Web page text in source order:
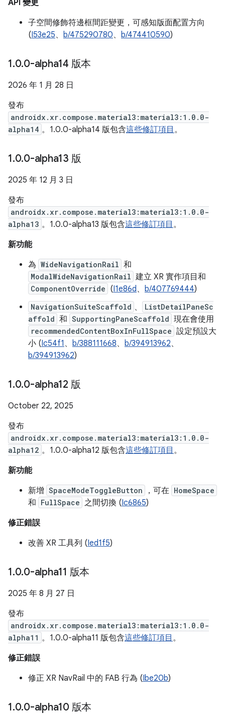
API 變更
子空間修飾符邊框間距變更，可感知版面配置方向
(I53e25、 b/475290780、 b/474410590)
1.0.0-alpha14 版本
2026 年 1 月 28 日
發布
androidx.xr.compose.material3:material3:1.0.0-
alpha14 。1.0.0-alpha14 版包含這些修訂項目 。
1.0.0-alpha13 版
2025 年 12 月 3 日
發布
androidx.xr.compose.material3:material3:1.0.0-
alpha13 。1.0.0-alpha13 版包含這些修訂項目 。
新功能
為 WideNavigationRail 和
ModalWideNavigationRail 建立 XR 實作項目和
ComponentOverride (I1e86d、 b/407769444)
NavigationSuiteScaffold 、
ListDetailPaneSc
affold 和 SupportingPaneScaffold 現在會使用
recommendedContentBoxInFullSpace 設定預設大
小 (Ic54f1 、 b/388111668、 b/394913962、
b/394913962)
1.0.0-alpha12 版
October 22, 2025
發布
androidx.xr.compose.material3:material3:1.0.0-
alpha12 。1.0.0-alpha12 版包含這些修訂項目 。
新功能
新增 SpaceModeToggleButton ，可在 HomeSpace
和 FullSpace 之間切換 (Ic6865)
修正錯誤
改善 XR 工具列 (Ied1f5)
1.0.0-alpha11 版本
2025 年 8 月 27 日
發布
androidx.xr.compose.material3:material3:1.0.0-
alpha11 。1.0.0-alpha11 版包含這些修訂項目 。
修正錯誤
修正 XR NavRail 中的 FAB 行為 (Ibe20b)
1.0.0-alpha10 版本